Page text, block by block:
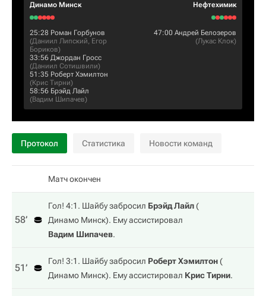
Динамо Минск Нефтехимик
25:28 Роман Горбунов
(Даниил Липский, Егор
Бориков)
33:56 Джордан Гросс
(Даниил Сотишвили)
51:35 Роберт Хэмилтон
(Крис Тирни)
58:56 Брэйд Лайл
(Вадим Шипачев)
47:00 Андрей Белозеров
(Лукас Клок)
Протокол Статистика Новости команд
Матч окончен
58‎’‎
Гол! 4:1. Шайбу забросил Брэйд Лайл(
Динамо Минск). Ему ассистировал
Вадим Шипачев.
51‎’‎
Гол! 3:1. Шайбу забросил Роберт Хэмилтон(
Динамо Минск). Ему ассистировал Крис Тирни.